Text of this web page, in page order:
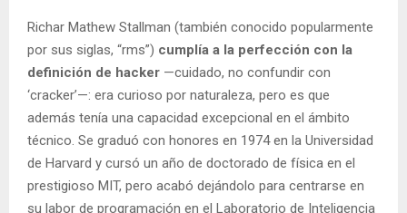
Richar Mathew Stallman (también conocido popularmente
por sus siglas, “rms”) cumplía a la perfección con la
definición de hacker —cuidado, no confundir con
‘cracker’—: era curioso por naturaleza, pero es que
además tenía una capacidad excepcional en el ámbito
técnico. Se graduó con honores en 1974 en la Universidad
de Harvard y cursó un año de doctorado de física en el
prestigioso MIT, pero acabó dejándolo para centrarse en
su labor de programación en el Laboratorio de Inteligencia